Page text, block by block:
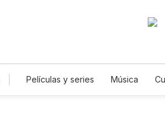
Películas y series Música